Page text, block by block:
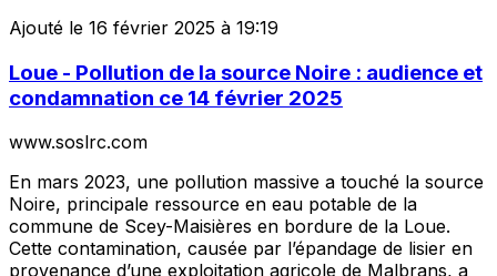
Ajouté le 16 février 2025 à 19:19
Loue - Pollution de la source Noire : audience et
condamnation ce 14 février 2025
www.soslrc.com
En mars 2023, une pollution massive a touché la source
Noire, principale ressource en eau potable de la
commune de Scey-Maisières en bordure de la Loue.
Cette contamination, causée par l’épandage de lisier en
provenance d’une exploitation agricole de Malbrans, a